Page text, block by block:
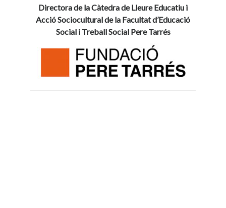
Directora de la Càtedra de Lleure Educatiu i
Acció Sociocultural de la Facultat d’Educació
Social i Treball Social Pere Tarrés